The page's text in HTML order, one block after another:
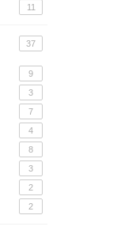
11
37
9
3
7
4
8
3
2
2